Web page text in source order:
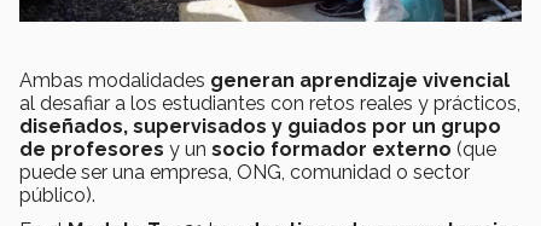
Ambas modalidades generan aprendizaje vivencial
al desafiar a los estudiantes con retos reales y prácticos,
diseñados, supervisados y guiados por un grupo
de profesores y un socio formador externo (que
puede ser una empresa, ONG, comunidad o sector
público).